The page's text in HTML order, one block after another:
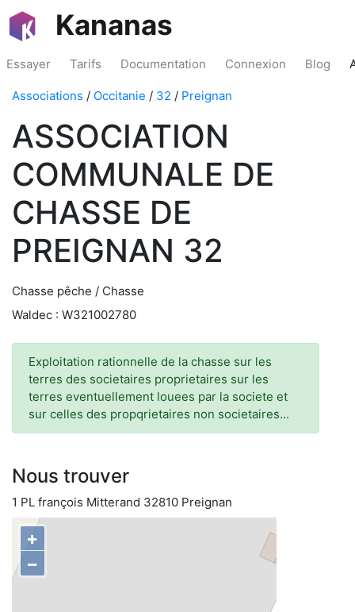
Kananas
Essayer Tarifs Documentation Connexion Blog
Associations / Occitanie / 32 / Preignan
ASSOCIATION
COMMUNALE DE
CHASSE DE
PREIGNAN 32
Chasse pêche / Chasse
Waldec : W321002780
Exploitation rationnelle de la chasse sur les
terres des societaires proprietaires sur les
terres eventuellement louees par la societe et
sur celles des propqrietaires non societaires...
Nous trouver
1 PL françois Mitterand 32810 Preignan
+
−